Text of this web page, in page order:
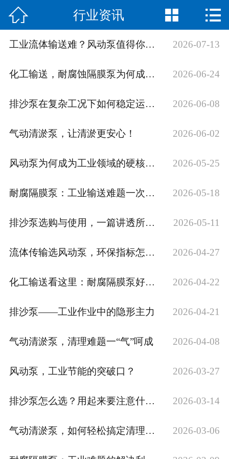
网站首页
联系我们
 行业资讯  
工业流体输送难？风动泵值得你关注 2026-07-13
化工输送，耐腐蚀隔膜泵为何成为信赖之选？ 2026-06-24
排沙泵在复杂工况下如何稳定运行？ 2026-06-08
气动清淤泵，让清淤更安心！ 2026-06-02
风动泵为何成为工业领域的硬核选择？ 2026-05-25
耐腐隔膜泵：工业输送难题一次搞定 2026-05-18
排沙泵选购与使用，一篇讲透所有要点 2026-05-11
流体传输选风动泵，环保指标怎么达标？ 2026-04-27
化工输送看这里：耐腐隔膜泵好在哪 2026-04-22
排沙泵——工业作业中的隐形主力 2026-04-21
气动清淤泵，清理难题一“气”呵成 2026-04-08
风动泵，工业节能的突破口？ 2026-03-27
排沙泵怎么选？用起来要注意什么？ 2026-03-14
气动清淤泵，如何轻松搞定清理难题？ 2026-03-06